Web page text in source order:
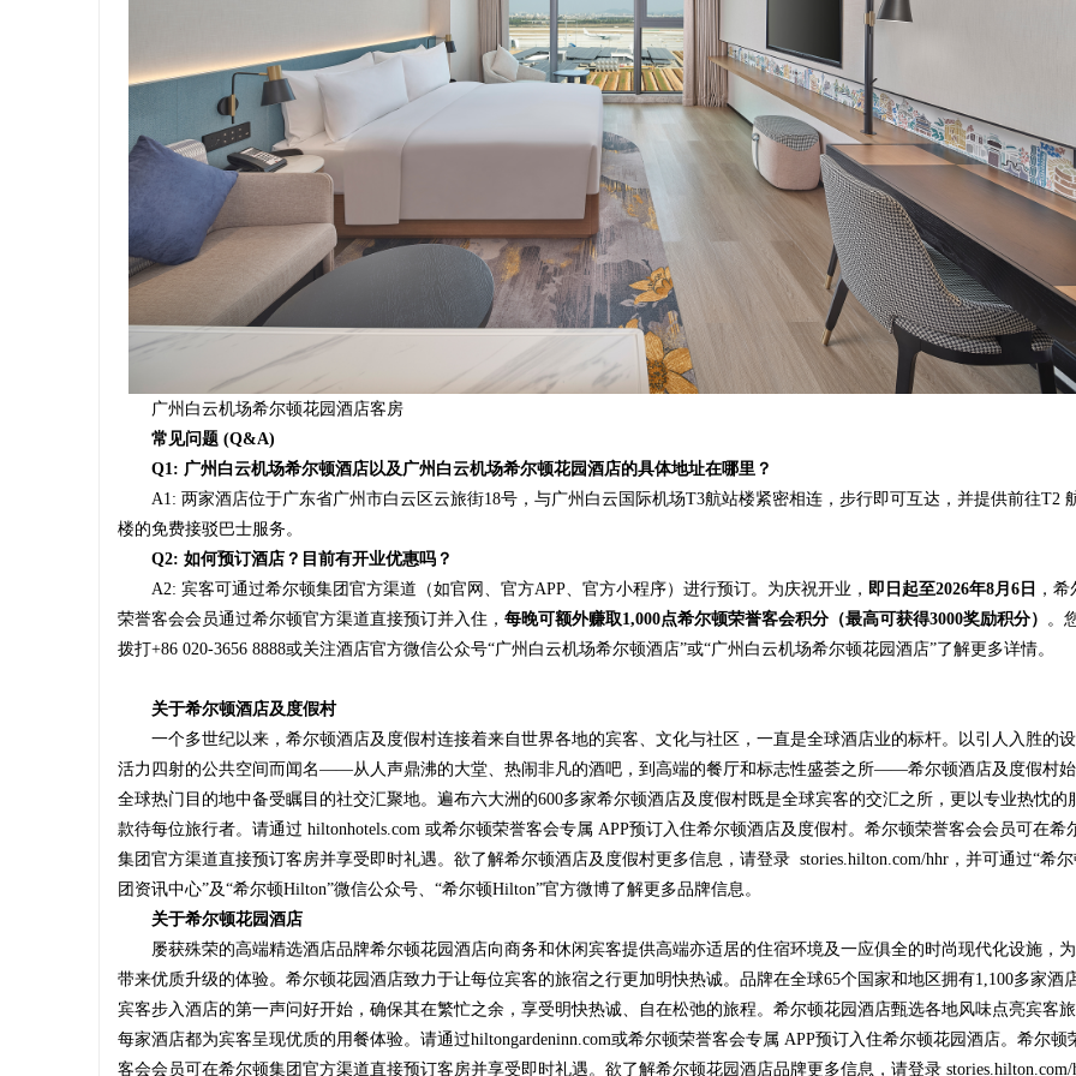
广州白云机场希尔顿花园酒店客房
常见问题 (Q&A)
Q1: 广州白云机场希尔顿酒店以及广州白云机场希尔顿花园酒店的具体地址在哪里？
A1: 两家酒店位于广东省广州市白云区云旅街18号，与广州白云国际机场T3航站楼紧密相连，步行即可互达，并提供前往T2
楼的免费接驳巴士服务。
Q2: 如何预订酒店？目前有开业优惠吗？
A2: 宾客可通过希尔顿集团官方渠道（如官网、官方APP、官方小程序）进行预订。为庆祝开业， 即日 起至2026年8月 6 日 ，
荣誉客会会员通过希尔顿官方渠道直接预订并入住， 每晚可额外赚取1,000点希尔顿荣誉客会积分 （最高可获得3000奖励积分） 。
拨打+86 020-3656 8888或关注酒店官方微信公众号“广州白云机场希尔顿酒店”或“广州白云机场希尔顿花园酒店”了解更多详情。
关于希尔顿酒店及度假村
一个多世纪以来，希尔顿酒店及度假村连接着来自世界各地的宾客、文化与社区，一直是全球酒店业的标杆。以引人入胜的
活力四射的公共空间而闻名——从人声鼎沸的大堂、热闹非凡的酒吧，到高端的餐厅和标志性盛荟之所——希尔顿酒店及度假村
全球热门目的地中备受瞩目的社交汇聚地。遍布六大洲的600多家希尔顿酒店及度假村既是全球宾客的交汇之所，更以专业热忱的
款待每位旅行者。请通过 hiltonhotels.com 或希尔顿荣誉客会专属 APP预订入住希尔顿酒店及度假村。希尔顿荣誉客会会员可在希
集团官方渠道直接预订客房并享受即时礼遇。欲了解希尔顿酒店及度假村更多信息，请登录 stories.hilton.com/hhr，并可通过“希
团资讯中心”及“希尔顿Hilton”微信公众号、“希尔顿Hilton”官方微博了解更多品牌信息。
关于希尔顿花园酒店
屡获殊荣的高端精选酒店品牌希尔顿花园酒店向商务和休闲宾客提供高端亦适居的住宿环境及一应俱全的时尚现代化设施，
带来优质升级的体验。希尔顿花园酒店致力于让每位宾客的旅宿之行更加明快热诚。品牌在全球65个国家和地区拥有1,100多家酒
宾客步入酒店的第一声问好开始，确保其在繁忙之余，享受明快热诚、自在松弛的旅程。希尔顿花园酒店甄选各地风味点亮宾客
每家酒店都为宾客呈现优质的用餐体验。请通过hiltongardeninn.com或希尔顿荣誉客会专属 APP预订入住希尔顿花园酒店。希尔顿
客会会员可在希尔顿集团官方渠道直接预订客房并享受即时礼遇。欲了解希尔顿花园酒店品牌更多信息，请登录 stories.hilton.com/